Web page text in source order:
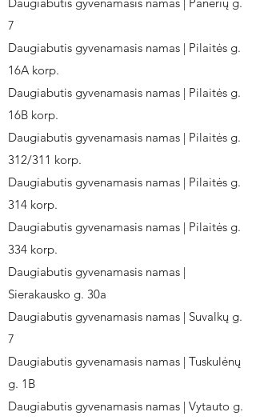
7
Daugiabutis gyvenamasis namas | Pilaitės g.
16A korp.
Daugiabutis gyvenamasis namas | Pilaitės g.
16B korp.
Daugiabutis gyvenamasis namas | Pilaitės g.
312/311 korp.
Daugiabutis gyvenamasis namas | Pilaitės g.
314 korp.
Daugiabutis gyvenamasis namas | Pilaitės g.
334 korp.
Daugiabutis gyvenamasis namas |
Sierakausko g. 30a
Daugiabutis gyvenamasis namas | Suvalkų g.
7
Daugiabutis gyvenamasis namas | Tuskulėnų
g. 1B
Daugiabutis gyvenamasis namas | Vytauto g.